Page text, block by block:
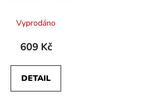
Vyprodáno
609 Kč
DETAIL